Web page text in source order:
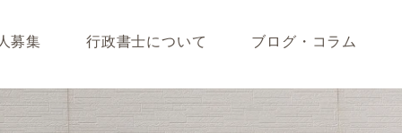
募集 行政書士について ブログ・コラム
藤垣会計ブログ